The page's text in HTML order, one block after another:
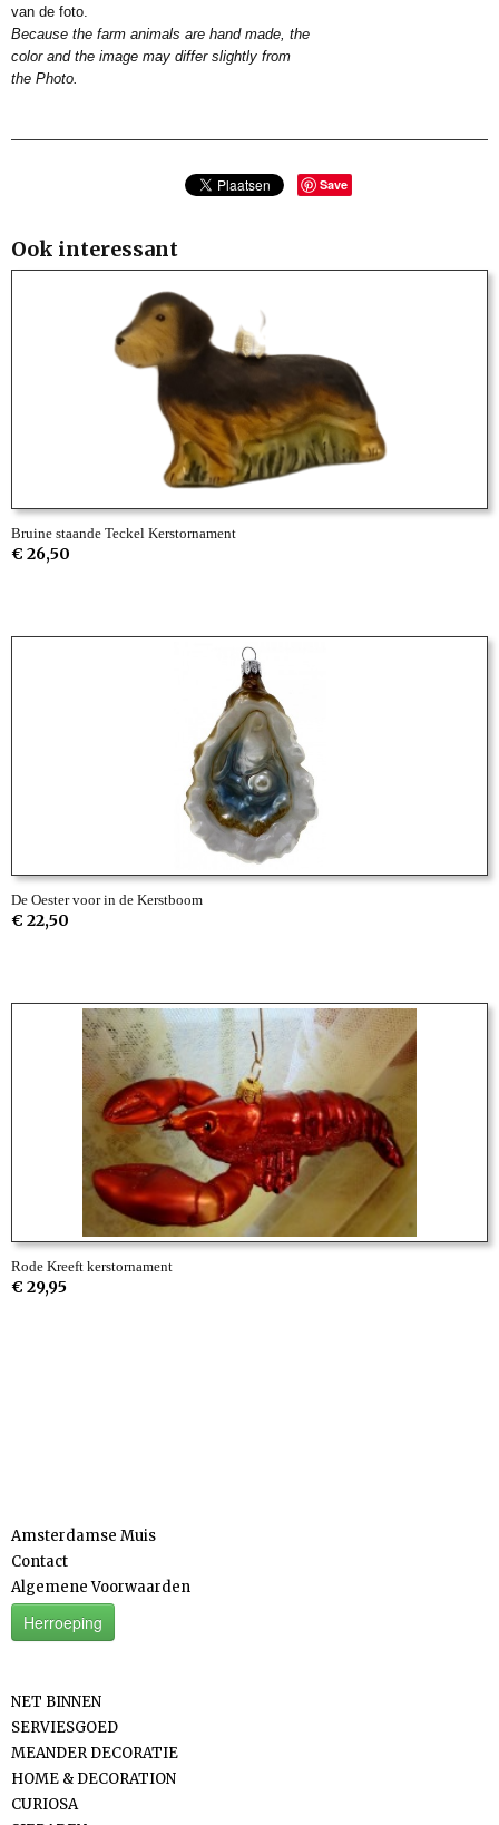
van de foto.
Because the farm animals are hand made, the
color and the image may differ slightly from
the Photo.
Save
Ook interessant
Bruine staande Teckel Kerstornament
€ 26,50
De Oester voor in de Kerstboom
€ 22,50
Rode Kreeft kerstornament
€ 29,95
Amsterdamse Muis
Contact
Algemene Voorwaarden
Herroeping
NET BINNEN
SERVIESGOED
MEANDER DECORATIE
HOME & DECORATION
CURIOSA